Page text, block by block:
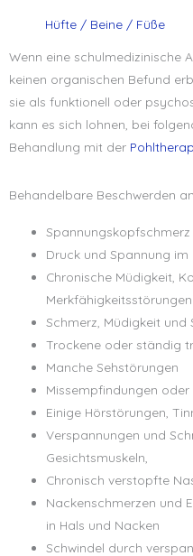
Hüfte / Beine / Füße
Wenn eine schulmedizinische
keinen organischen Befund
sie als funktionell oder
kann es sich lohnen, bei
Behandlung mit der
Behandelbare Beschwerden
Druck und Spannung
Chronische Müdigkeit,
Merkfähigkeitsstörungen
Schmerz, Müdigkeit und
Trockene oder ständig
Manche Sehstörungen
Missempfindungen
Einige Hörstörungen,
Verspannungen und
Gesichtsmuskeln,
Chronisch verstopfte
Nackenschmerzen und
in Hals und Nacken
Schwindel durch